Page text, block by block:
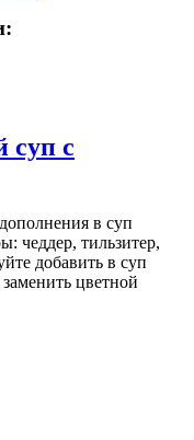
суп с
в суп
чеддер, тильзитер,
добавить в суп
цветной